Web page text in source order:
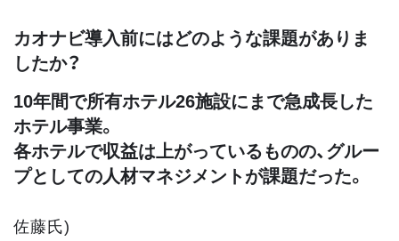
カオナビ導入前にはどのような課題がありま
したか？
10年間で所有ホテル26施設にまで急成長した
ホテル事業。
各ホテルで収益は上がっているものの、グルー
プとしての人材マネジメントが課題だった。
佐藤氏)